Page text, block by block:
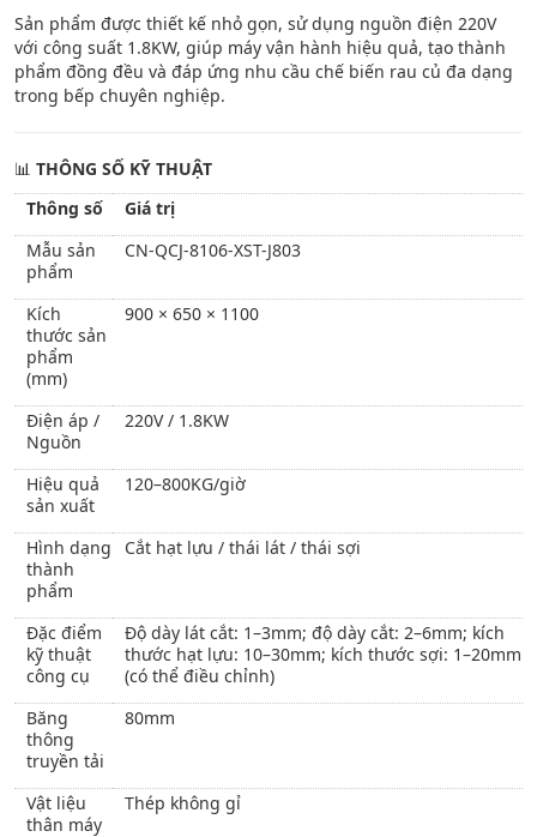
Sản phẩm được thiết kế nhỏ gọn, sử dụng nguồn điện 220V
với công suất 1.8KW, giúp máy vận hành hiệu quả, tạo thành
phẩm đồng đều và đáp ứng nhu cầu chế biến rau củ đa dạng
trong bếp chuyên nghiệp.
📊 THÔNG SỐ KỸ THUẬT
Thông số
Giá trị
Mẫu sản
phẩm
CN-QCJ-8106-XST-J803
Kích
thước sản
phẩm
(mm)
900 × 650 × 1100
Điện áp /
Nguồn
220V / 1.8KW
Hiệu quả
sản xuất
120–800KG/giờ
Hình dạng
thành
phẩm
Cắt hạt lựu / thái lát / thái sợi
Đặc điểm
kỹ thuật
công cụ
Độ dày lát cắt: 1–3mm; độ dày cắt: 2–6mm; kích
thước hạt lựu: 10–30mm; kích thước sợi: 1–20mm
(có thể điều chỉnh)
Băng
thông
truyền tải
80mm
Vật liệu
thân máy
Thép không gỉ